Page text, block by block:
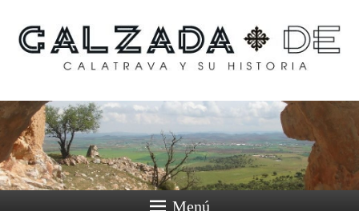
Calzada de Calatrava y
su historia
Menú